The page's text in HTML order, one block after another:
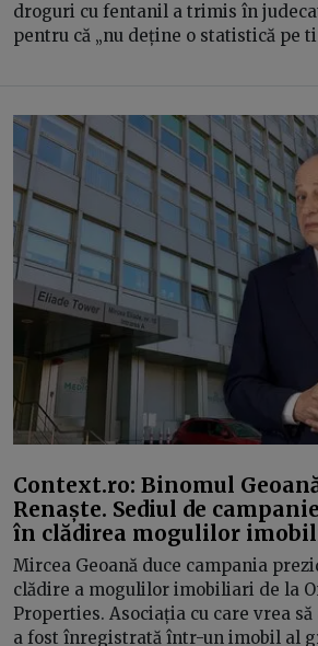
droguri cu fentanil a trimis în
pentru că „nu deține o statistică pe
Context.ro: Binomul
Renaște. Sediul de
în clădirea mogulilor
Mircea Geoană duce campania
clădire a mogulilor imobiliari de la
Properties. Asociația cu care vrea
a fost înregistrată într-un imobil al